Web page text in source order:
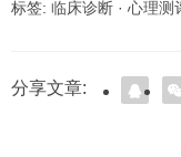
标签: 临床诊断 · 心理测
分享文章: